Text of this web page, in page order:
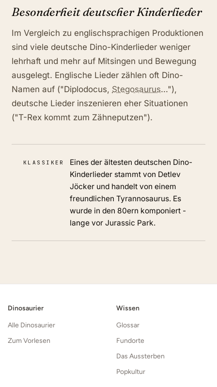
Besonderheit deutscher Kinderlieder
Im Vergleich zu englischsprachigen Produktionen
sind viele deutsche Dino-Kinderlieder weniger
lehrhaft und mehr auf Mitsingen und Bewegung
ausgelegt. Englische Lieder zählen oft Dino-
Namen auf ("Diplodocus, Stegosaurus..."),
deutsche Lieder inszenieren eher Situationen
("T-Rex kommt zum Zähneputzen").
KLASSIKER
Eines der ältesten deutschen Dino-
Kinderlieder stammt von Detlev
Jöcker und handelt von einem
freundlichen Tyrannosaurus. Es
wurde in den 80ern komponiert -
lange vor Jurassic Park.
Dinosaurier
Alle Dinosaurier
Zum Vorlesen
Wissen
Glossar
Fundorte
Das Aussterben
Popkultur